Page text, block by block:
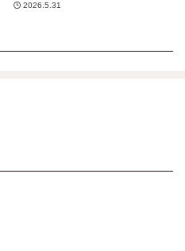
2026.5.31